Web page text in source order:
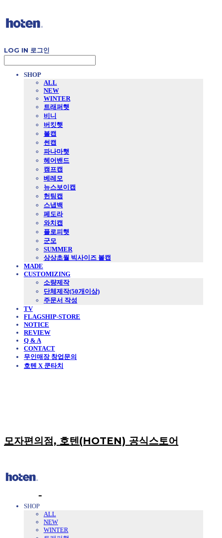
LOG IN 로그인
SHOP
ALL
NEW
WINTER
트래퍼햇
비니
버킷햇
볼캡
썬캡
파나마햇
헤어밴드
캠프캡
베레모
뉴스보이캡
헌팅캡
스냅백
페도라
와치캡
플로피햇
군모
SUMMER
상상초월 빅사이즈 볼캡
MADE
CUSTOMIZING
소량제작
단체제작(50개이상)
주문서 작성
TV
FLAGSHIP-STORE
NOTICE
REVIEW
Q & A
CONTACT
무인매장 창업문의
호텐 X 쿤타치
모자편의점, 호텐(HOTEN) 공식스토어
SHOP
ALL
NEW
WINTER